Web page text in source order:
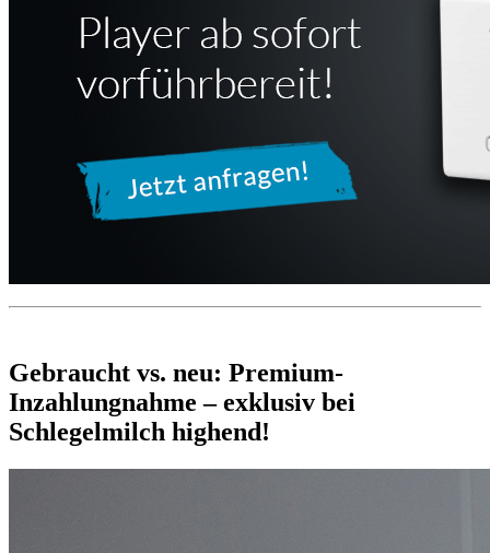
Gebraucht vs. neu: Premium-
Inzahlungnahme – exklusiv bei
Schlegelmilch highend!